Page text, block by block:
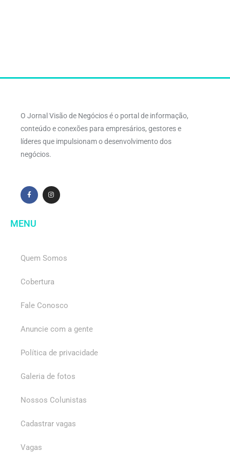
O Jornal Visão de Negócios é o portal de informação,
conteúdo e conexões para empresários, gestores e
líderes que impulsionam o desenvolvimento dos
negócios.
MENU
Quem Somos
Cobertura
Fale Conosco
Anuncie com a gente
Política de privacidade
Galeria de fotos
Nossos Colunistas
Cadastrar vagas
Vagas